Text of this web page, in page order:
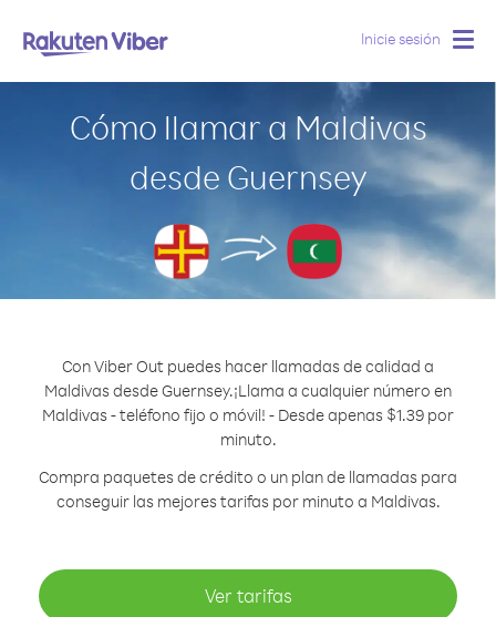
Inicie sesión
Cómo llamar a Maldivas
desde Guernsey
Con Viber Out puedes hacer llamadas de calidad a
Maldivas desde Guernsey.¡Llama a cualquier número en
Maldivas - teléfono fijo o móvil! - Desde apenas $1.39 por
minuto.
Compra paquetes de crédito o un plan de llamadas para
conseguir las mejores tarifas por minuto a Maldivas.
Ver tarifas